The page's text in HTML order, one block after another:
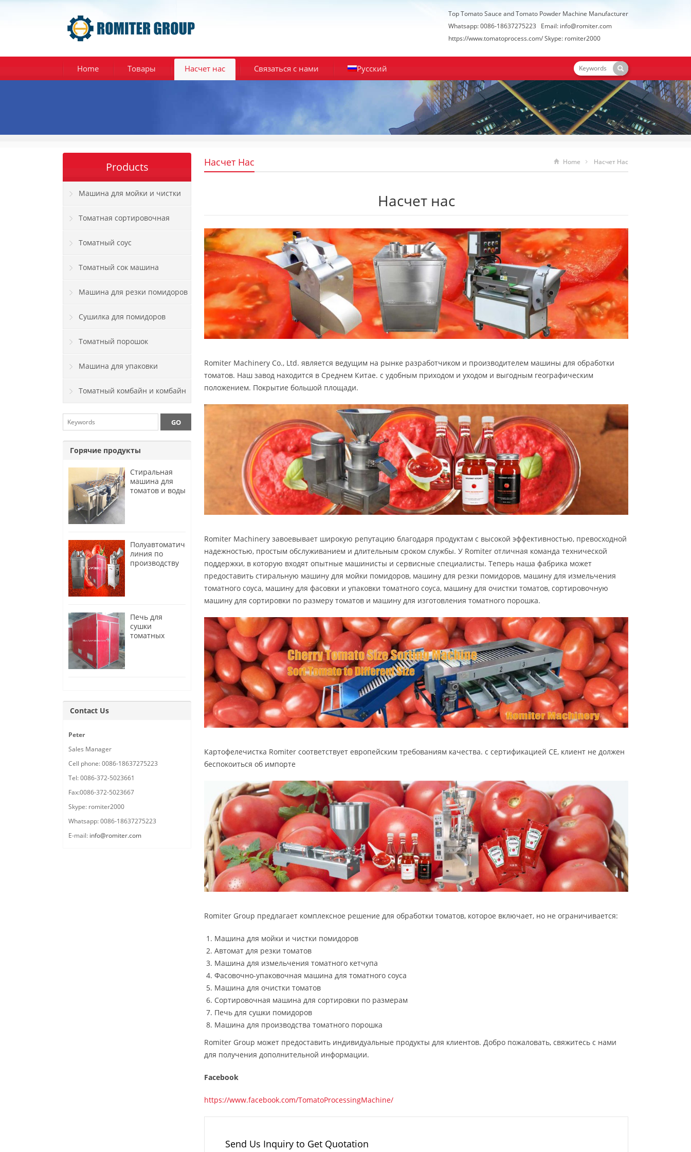
Top Tomato Sauce and Tomato Powder Machine Manufacturer
Whatsapp: 0086-18637275223 Email: info@romiter.com
https://www.tomatoprocess.com/Skype: romiter2000
Home Товары Насчет нас Связаться с нами Русский
Насчет Нас Home Насчет Нас
Насчет нас
Romiter Machinery Co., Ltd. является ведущим на рынке разработчиком и производителем машины для обработки
томатов. Наш завод находится в Среднем Китае. с удобным приходом и уходом и выгодным географическим
положением. Покрытие большой площади.
Romiter Machinery завоевывает широкую репутацию благодаря продуктам с высокой эффективностью, превосходной
надежностью, простым обслуживанием и длительным сроком службы. У Romiter отличная команда технической
поддержки, в которую входят опытные машинисты и сервисные специалисты. Теперь наша фабрика может
предоставить стиральную машину для мойки помидоров, машину для резки помидоров, машину для измельчения
томатного соуса, машину для фасовки и упаковки томатного соуса, машину для очистки томатов, сортировочную
машину для сортировки по размеру томатов и машину для изготовления томатного порошка.
Картофелечистка Romiter соответствует европейским требованиям качества. с сертификацией CE, клиент не должен
беспокоиться об импорте
Romiter Group предлагает комплексное решение для обработки томатов, которое включает, но не ограничивается:
Машина для мойки и чистки помидоров
Автомат для резки томатов
Машина для измельчения томатного кетчупа
Фасовочно-упаковочная машина для томатного соуса
Машина для очистки томатов
Сортировочная машина для сортировки по размерам
Печь для сушки помидоров
Машина для производства томатного порошка
Romiter Group может предоставить индивидуальные продукты для клиентов. Добро пожаловать, свяжитесь с нами
для получения дополнительной информации.
Facebook
https://www.facebook.com/TomatoProcessingMachine/
Send Us Inquiry to Get Quotation
Products
Машина для мойки и чистки
помидоров
Томатная сортировочная
машина
Томатный соус
Томатный сок машина
Машина для резки помидоров
Сушилка для помидоров
Томатный порошок
Машина для упаковки
помидоров
Томатный комбайн и комбайн
Горячие продукты
Стиральная
машина для
томатов и воды
Полуавтоматическая
линия по
производству
Печь для
сушки
томатных
Contact Us
Peter
Sales Manager
Cell phone: 0086-18637275223
Tel: 0086-372-5023661
Fax:0086-372-5023667
Skype: romiter2000
Whatsapp: 0086-18637275223
E-mail: info@romiter.com